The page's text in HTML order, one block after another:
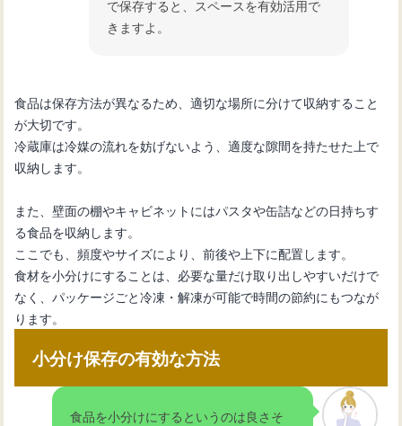
で保存すると、スペースを有効活用で
きますよ。
食品は保存方法が異なるため、適切な場所に分けて収納すること
が大切です。
冷蔵庫は冷媒の流れを妨げないよう、適度な隙間を持たせた上で
収納します。
また、壁面の棚やキャビネットにはパスタや缶詰などの日持ちす
る食品を収納します。
ここでも、頻度やサイズにより、前後や上下に配置します。
食材を小分けにすることは、必要な量だけ取り出しやすいだけで
なく、パッケージごと冷凍・解凍が可能で時間の節約にもつなが
ります。
小分け保存の有効な方法
食品を小分けにするというのは良さそ